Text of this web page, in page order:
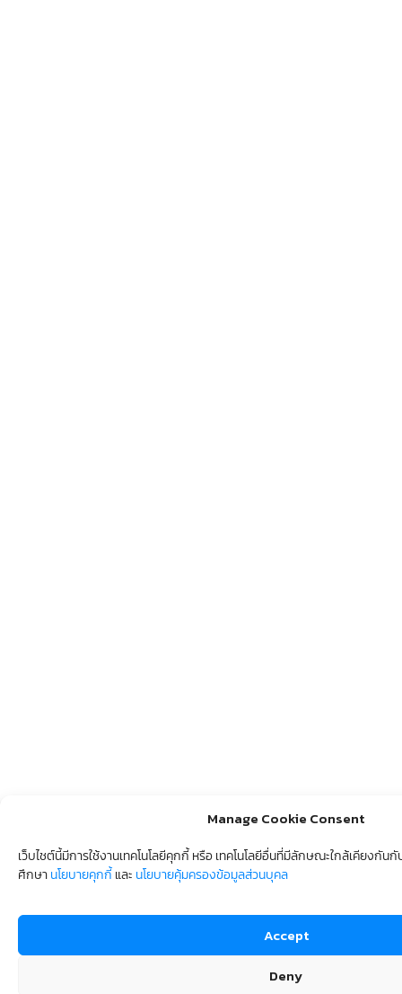
Manage Cookie Consent
เว็บไชต์นี้มีการใช้งานเทคโนโลยีคุกกี้ หรือ เทคโนโลยีอื่นที่มีลักษณะใกล้เคียงกัน
ศึกษานโยบายคุกกี้และ นโยบายคุ้มครองข้อมูลส่วนบุคล
Accept
Deny